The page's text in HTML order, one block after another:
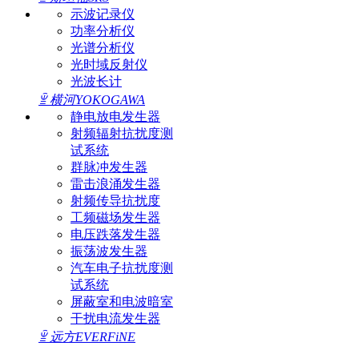
示波记录仪
功率分析仪
光谱分析仪
光时域反射仪
光波长计
ꁇ 横河YOKOGAWA
静电放电发生器
射频辐射抗扰度测
试系统
群脉冲发生器
雷击浪涌发生器
射频传导抗扰度
工频磁场发生器
电压跌落发生器
振荡波发生器
汽车电子抗扰度测
试系统
屏蔽室和电波暗室
干扰电流发生器
ꁇ 远方EVERFiNE